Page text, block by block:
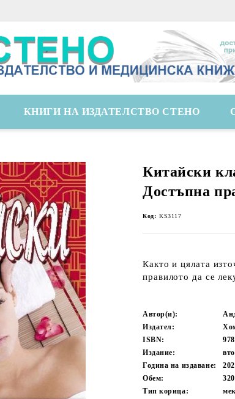
КНИГИ НА ИЗДАТЕЛСТВО СТЕНО
Китайски
Достъпна
Код: KS3117
Както и цялата
правилото да се
Автор(и):
Издател:
ISBN:
Издание:
Година на издаване:
Обем:
Тип корица: